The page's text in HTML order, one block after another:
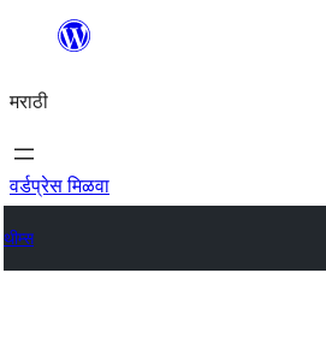
सामुग्रीवर
मराठी
वर्डप्रेस मिळवा
थीम्स